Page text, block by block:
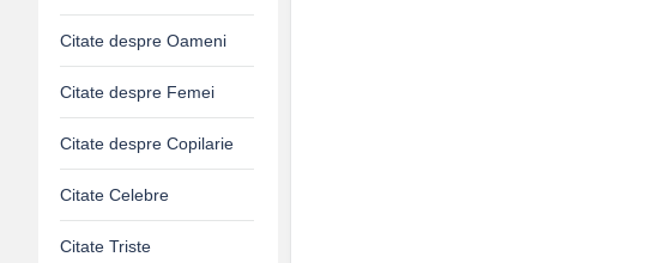
Citate despre Oameni
Citate despre Femei
Citate despre Copilarie
Citate Celebre
Citate Triste